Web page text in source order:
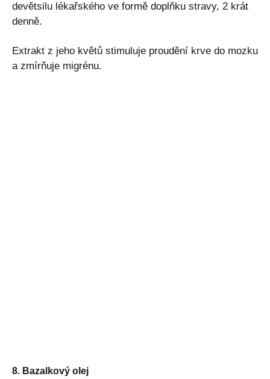
devětsilu lékařského ve formě doplňku stravy, 2 krát
denně.
Extrakt z jeho květů stimuluje proudění krve do mozku
a zmírňuje migrénu.
8. Bazalkový olej